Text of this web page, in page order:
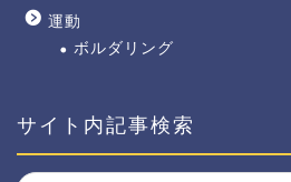
運動
ボルダリング
サイト内記事検索